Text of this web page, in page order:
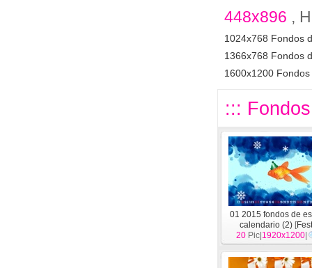
448x896 ,
1024x768 Fondos
1366x768 Fondos
1600x1200
:::
01 2015 fondos de
calendario (2) [
20 Pic| 1920x1200